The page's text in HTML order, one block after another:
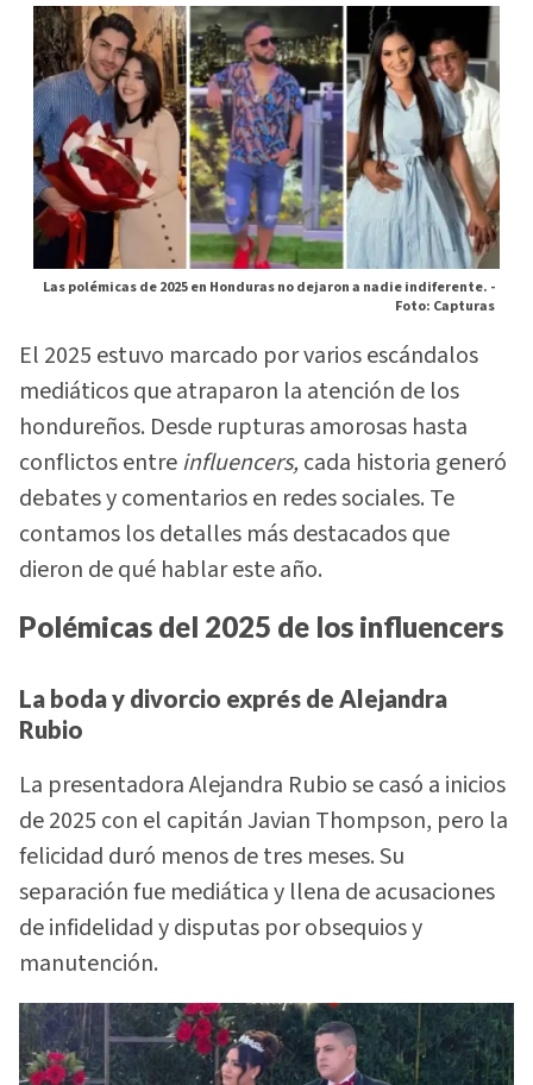
Las polémicas de 2025 en Honduras no dejaron a nadie indiferente. -
Foto: Capturas
El 2025 estuvo marcado por varios escándalos
mediáticos que atraparon la atención de los
hondureños. Desde rupturas amorosas hasta
conflictos entreinfluencers, cada historia generó
debates y comentarios en redes sociales. Te
contamos los detalles más destacados que
dieron de qué hablar este año.
Polémicas del 2025 de los influencers
La boda y divorcio exprés de Alejandra
Rubio
La presentadora Alejandra Rubio se casó a inicios
de 2025 con el capitán Javian Thompson, pero la
felicidad duró menos de tres meses. Su
separación fue mediática y llena de acusaciones
de infidelidad y disputas por obsequios y
manutención.